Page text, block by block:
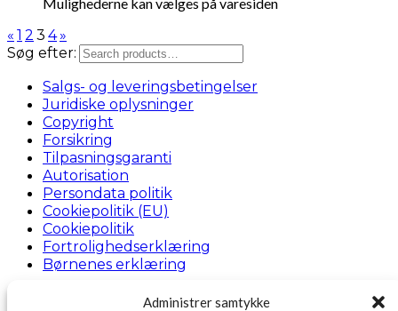
Administrer samtykke
« 1 2 3 4»
Søg efter:
Salgs- og leveringsbetingelser
Juridiske oplysninger
Copyright
Forsikring
Tilpasningsgaranti
Autorisation
Persondata politik
Cookiepolitik (EU)
Cookiepolitik
Fortrolighedserklæring
Børnenes erklæring